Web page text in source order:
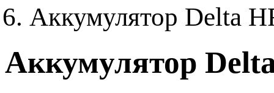
Аккумулятор Delta
Аккумулятор